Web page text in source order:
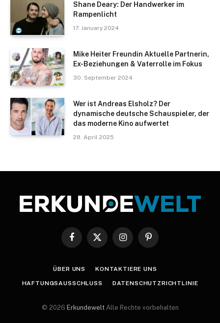
Shane Deary: Der Handwerker im
Rampenlicht
17. January 2024
Mike Heiter Freundin Aktuelle Partnerin,
Ex-Beziehungen & Vaterrolle im Fokus
30. September 2024
Wer ist Andreas Elsholz? Der
dynamische deutsche Schauspieler, der
das moderne Kino aufwertet
28. April 2025
Facebook
X
InstagramPinterest
ÜBER UNS KONTAKTIERE UNS
HAFTUNGSAUSSCHLUSS DATENSCHUTZRICHTLINIE
© 2026 Erkundewelt Alle Rechte vorbehalten